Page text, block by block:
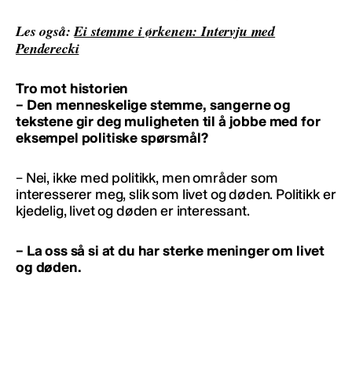
Les også:Ei stemme i ørkenen: Intervju med
Penderecki
Tro mot historien
– Den menneskelige stemme, sangerne og
tekstene gir deg muligheten til å jobbe med for
eksempel politiske spørsmål?
– Nei, ikke med politikk, men områder som
interesserer meg, slik som livet og døden. Politikk er
kjedelig, livet og døden er interessant.
– La oss så si at du har sterke meninger om livet
og døden.